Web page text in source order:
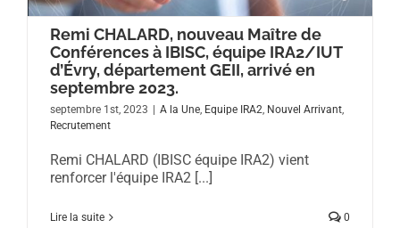
Remi CHALARD, nouveau Maître de
Conférences à IBISC, équipe IRA2/IUT
d’Évry, département GEII, arrivé en
septembre 2023.
septembre 1st, 2023 A la Une, Equipe IRA2, Nouvel Arrivant,
Recrutement
Remi CHALARD (IBISC équipe IRA2) vient
renforcer l'équipe IRA2 [...]
Lire la suite 0